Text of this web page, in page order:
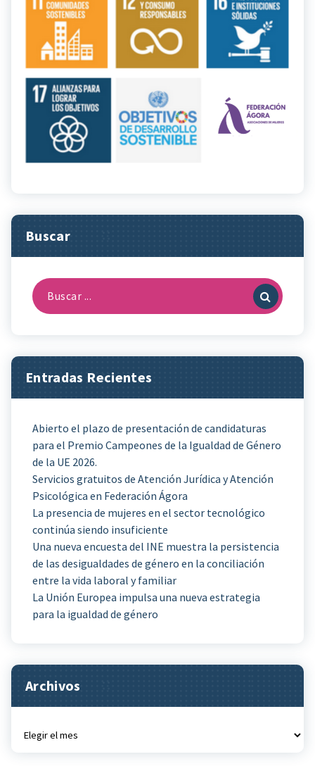
Buscar
Buscar:
Entradas Recientes
Abierto el plazo de presentación de candidaturas
para el Premio Campeones de la Igualdad de Género
de la UE 2026.
Servicios gratuitos de Atención Jurídica y Atención
Psicológica en Federación Ágora
La presencia de mujeres en el sector tecnológico
continúa siendo insuficiente
Una nueva encuesta del INE muestra la persistencia
de las desigualdades de género en la conciliación
entre la vida laboral y familiar
La Unión Europea impulsa una nueva estrategia
para la igualdad de género
Archivos